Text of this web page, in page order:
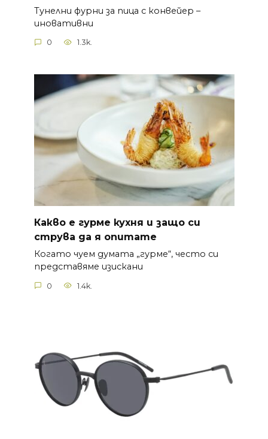
Тунелни фурни за пица с конвейер –
иновативни
0 1.3k.
Какво е гурме кухня и защо си
струва да я опитате
Когато чуем думата „гурме“, често си
представяме изискани
0 1.4k.